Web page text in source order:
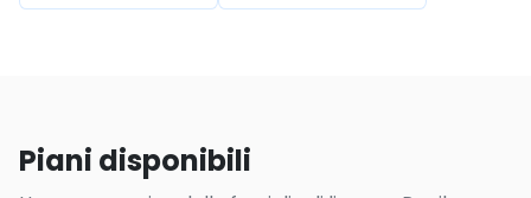
Piani disponibili